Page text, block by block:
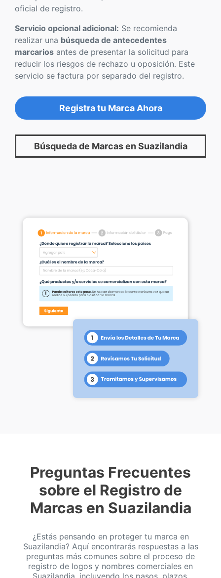
oficial de registro.
Servicio opcional adicional: Se recomienda
realizar una búsqueda de antecedentes
marcarios antes de presentar la solicitud para
reducir los riesgos de rechazo u oposición. Este
servicio se factura por separado del registro.
Registra tu Marca Ahora
Búsqueda de Marcas en Suazilandia
Preguntas Frecuentes
sobre el Registro de
Marcas en Suazilandia
¿Estás pensando en proteger tu marca en
Suazilandia? Aquí encontrarás respuestas a las
preguntas más comunes sobre el proceso de
registro de logos y nombres comerciales en